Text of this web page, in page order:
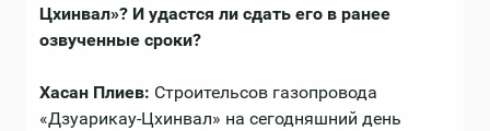
Цхинвал»? И удастся ли сдать его в ранее
озвученные сроки?
Хасан Плиев: Строительсов газопровода
«Дзуарикау-Цхинвал» на сегодняшний день